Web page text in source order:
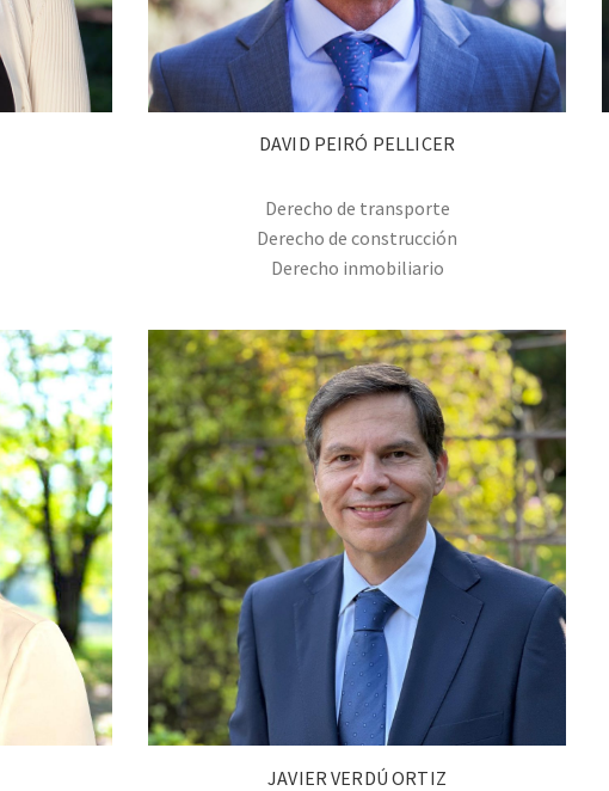
DAVID PEIRÓ PELLICER
Derecho de transporte
Derecho de construcción
Derecho inmobiliario
JAVIER VERDÚ ORTIZ